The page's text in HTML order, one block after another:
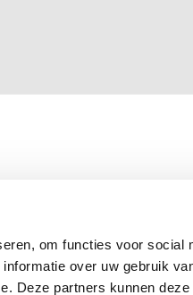
om functies voor social
over uw gebruik
Deze partners kunnen deze